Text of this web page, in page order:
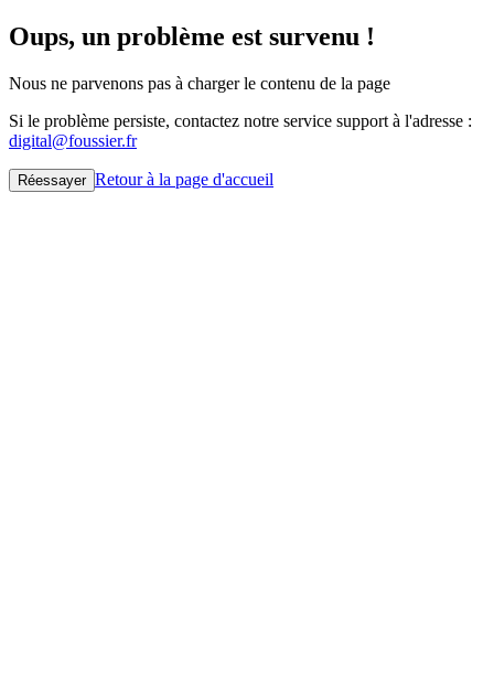
Oups, un problème est survenu !
Nous ne parvenons pas à charger le contenu de la page
Si le problème persiste, contactez notre service support à l'adresse :
digital@foussier.fr
Réessayer Retour à la page d'accueil